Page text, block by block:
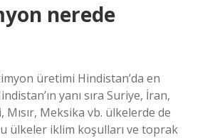
nerede
üretimi Hindistan’da en
yanı sıra Suriye, İran,
Mısır, Meksika vb. ülkelerde de
ülkeler iklim koşulları ve toprak